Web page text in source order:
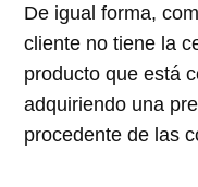
De igual forma,
cliente no tiene la
producto que está
adquiriendo una
procedente de las